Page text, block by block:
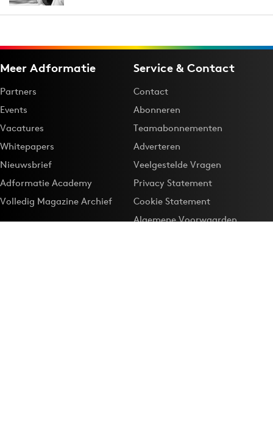
Meer Adformatie
Partners
Events
Vacatures
Whitepapers
Nieuwsbrief
Adformatie Academy
Volledig Magazine Archief
Service & Contact
Contact
Abonneren
Teamabonnementen
Adverteren
Veelgestelde Vragen
Privacy Statement
Cookie Statement
Algemene Voorwaarden